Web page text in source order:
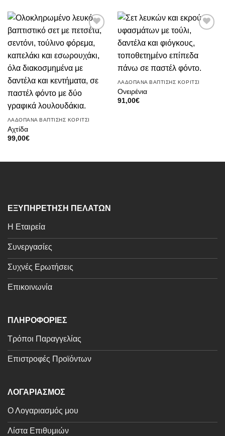
στην λίστα
επιθυμιών
ΛΑΔΟΠΑΝΑ ΒΑΠΤΙΣΗΣ ΚΟΡΙΤΣΙ
Αχτίδα
99,00€
στην λίστα
ΛΑΔΟΠΑΝΑ ΒΑΠΤΙΣΗΣ ΚΟΡΙΤΣΙ
Ονειρένια
91,00€
ΕΞΥΠΗΡΕΤΗΣΗ ΠΕΛΑΤΩΝ
Η Εταιρεία
Συνεργασίες
Συχνές Ερωτήσεις
Επικοινωνία
ΠΛΗΡΟΦΟΡΙΕΣ
Τρόποι Παραγγελίας
Επιστροφές Προϊόντων
ΛΟΓΑΡΙΑΣΜΟΣ
Ο Λογαριασμός μου
Λίστα Επιθυμιών